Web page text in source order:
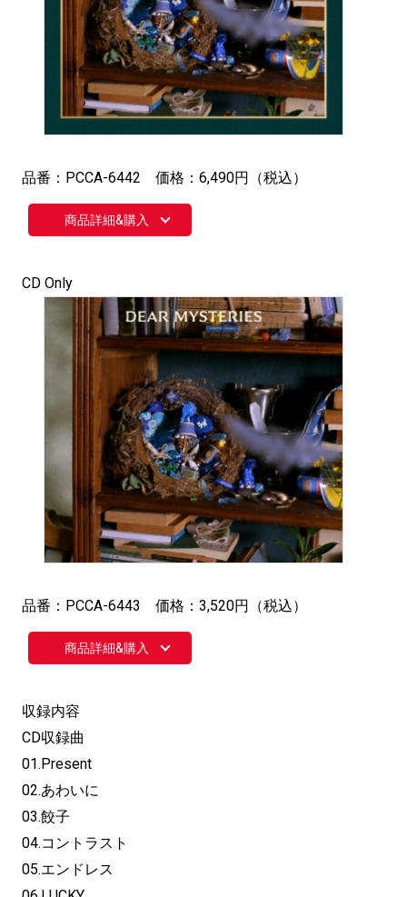
品番：PCCA-6442 価格：6,490円（税込）
商品詳細&購入
CD Only
品番：PCCA-6443 価格：3,520円（税込）
商品詳細&購入
収録内容
CD収録曲
01.Present
02.あわいに
03.餃子
04.コントラスト
05.エンドレス